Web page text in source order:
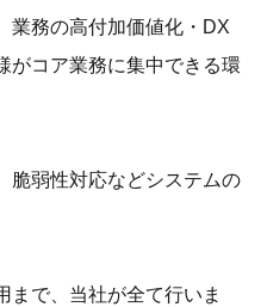
業務の高付加価値化・DX
がコア業務に集中できる環
脆弱性対応などシステムの
まで、当社が全て行いま